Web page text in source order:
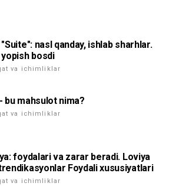
nasl qanday, ishlab sharhlar.
bosdi
va ichimliklar
bu mahsulot nima?
va ichimliklar
foydalari va zarar beradi. Loviya
Foydali xususiyatlari
va ichimliklar